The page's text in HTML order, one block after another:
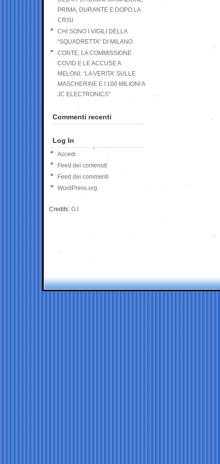
PRIMA, DURANTE E DOPO LA
CRISI
CHI SONO I VIGILI DELLA
“SQUADRETTA” DI MILANO
CONTE, LA COMMISSIONE
COVID E LE ACCUSE A
MELONI: “LA VERITA’ SULLE
MASCHERINE E I 100 MILIONI A
JC ELECTRONICS”
Commenti recenti
Log In
Accedi
Feed dei contenuti
Feed dei commenti
WordPress.org
Credits: G.I